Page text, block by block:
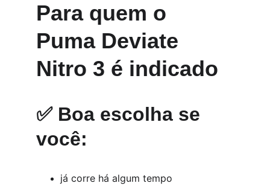
Para quem o
Puma Deviate
Nitro 3 é indicado
✅ Boa escolha se
você:
já corre há algum tempo